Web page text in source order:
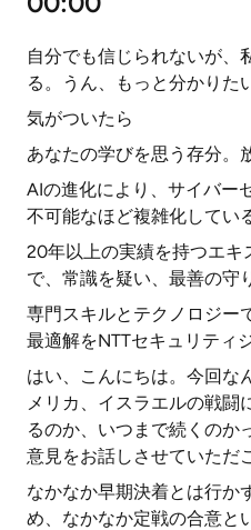
自分でも信じられないが、
る。うん、もっと分かりた
気がついたら
あなたの学びを思う存分。
AIの進化により、サイバー
不可能なほど複雑化してい
20年以上の実績を持つエキ
で、常識を疑い、最善の守
専門スキルとテクノロジー
最適解をNTTセキュリティ
はい、こんにちは。今回な
メリカ、イスラエルの戦闘
るのか、いつまで続くのか
意見をお話しさせていただ
なかなか早期決着とは行か
め、なかなか定戦の合意と